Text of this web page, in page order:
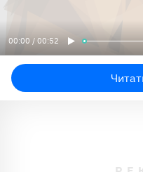
00:00 / 00:52